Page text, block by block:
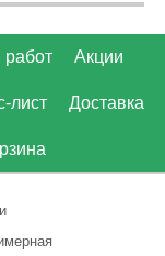
Акции
лист Доставка